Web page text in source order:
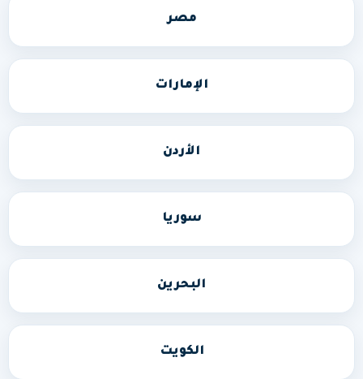
مصر
الإمارات
الأردن
سوريا
البحرين
الكويت